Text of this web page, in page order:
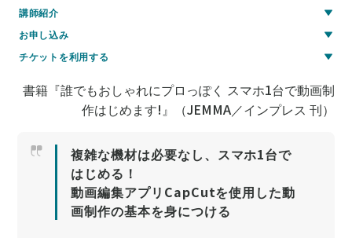
書籍『誰でもおしゃれにプロっぽく スマホ1台で動画制
作はじめます!』（JEMMA／インプレス 刊）
複雑な機材は必要なし、スマホ1台で
はじめる！
動画編集アプリCapCutを使用した動
画制作の基本を身につける
講師紹介
お申し込み
チケットを利用する